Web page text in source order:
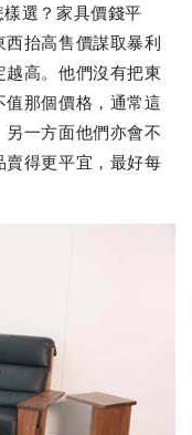
選？家具價錢平
抬高售價謀取暴利
高。他們沒有把東
那個價格，通常這
一方面他們亦會不
得更平宜，最好每